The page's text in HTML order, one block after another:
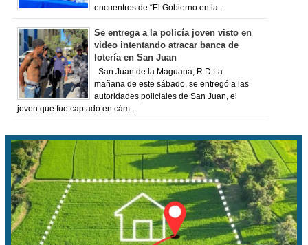
encuentros de “El Gobierno en la...
Se entrega a la policía joven visto en
video intentando atracar banca de
lotería en San Juan
San Juan de la Maguana, R.D.La
mañana de este sábado, se entregó a las
autoridades policiales de San Juan, el
joven que fue captado en cám...